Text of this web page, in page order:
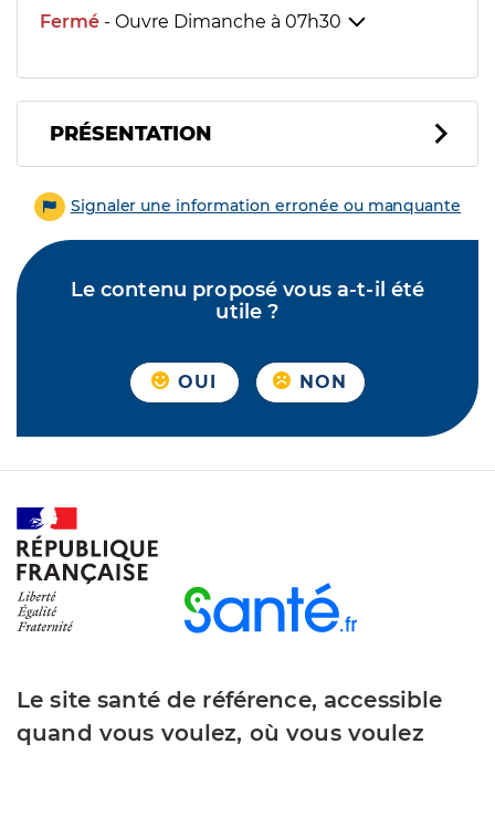
Fermé - Ouvre Dimanche à 07h30
PRÉSENTATION
Signaler une information erronée ou manquante
Le contenu proposé vous a-t-il été
utile ?
OUI NON
Le site santé de référence, accessible
quand vous voulez, où vous voulez